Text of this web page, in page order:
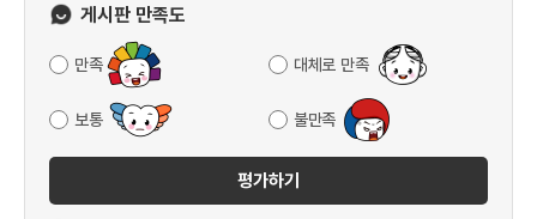
게시판 만족도
만족 대체로 만족
보통 불만족
평가하기